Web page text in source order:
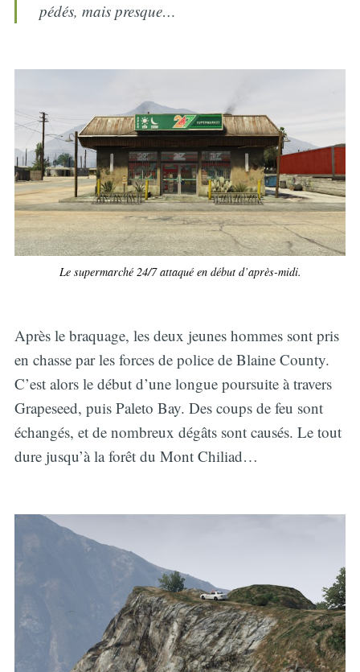
pédés, mais presque…
Le supermarché 24/7 attaqué en début d’après-midi.
Après le braquage, les deux jeunes hommes sont pris
en chasse par les forces de police de Blaine County.
C’est alors le début d’une longue poursuite à travers
Grapeseed, puis Paleto Bay. Des coups de feu sont
échangés, et de nombreux dégâts sont causés. Le tout
dure jusqu’à la forêt du Mont Chiliad…